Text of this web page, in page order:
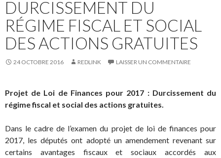
DURCISSEMENT DU
RÉGIME FISCAL ET SOCIAL
DES ACTIONS GRATUITES
24 OCTOBRE 2016 REDLINK LAISSER UN COMMENTAIRE
Projet de Loi de Finances pour 2017 : Durcissement du
régime fiscal et social des actions gratuites.
Dans le cadre de l’examen du projet de loi de finances pour
2017, les députés ont adopté un amendement revenant sur
certains avantages fiscaux et sociaux accordés aux